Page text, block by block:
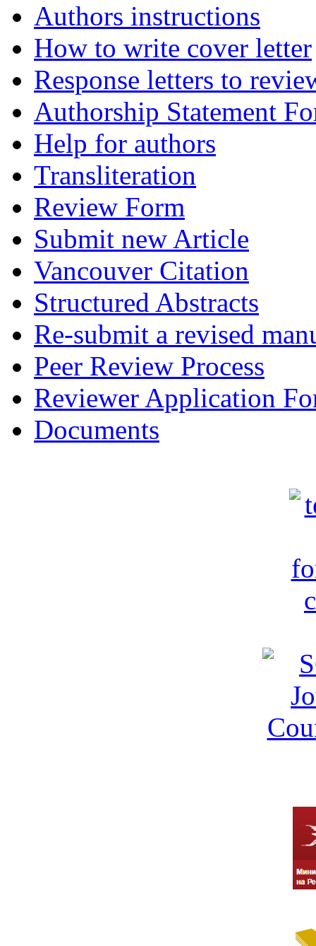
Authors instructions
How to write cover letter
Response letters to
Authorship Statement
Help for authors
Transliteration
Review Form
Submit new Article
Vancouver Citation
Structured Abstracts
Re-submit a revised
Peer Review Process
Reviewer Application
Documents